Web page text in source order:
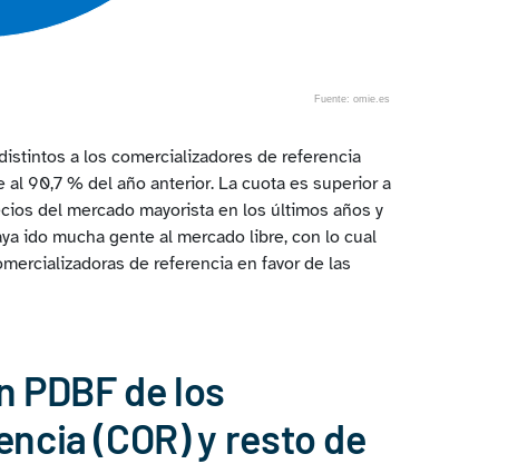
Fuente: omie.es
a los comercializadores de referencia
90,7 % del año anterior. La cuota es superior a
del mercado mayorista en los últimos años y
ido mucha gente al mercado libre, con lo cual
de referencia en favor de las
PDBF de los
(COR) y resto de